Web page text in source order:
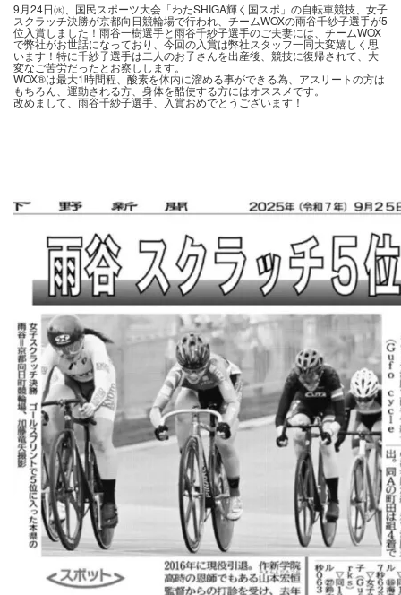
9月24日㈬、国民スポーツ大会「わたSHIGA輝く国スポ」の自転車競技、女子
スクラッチ決勝が京都向日競輪場で行われ、チームWOXの雨谷千紗子選手が5
位入賞しました！雨谷一樹選手と雨谷千紗子選手のご夫妻には、チームWOX
で弊社がお世話になっており、今回の入賞は弊社スタッフ一同大変嬉しく思
います！特に千紗子選手は二人のお子さんを出産後、競技に復帰されて、大
変なご苦労だったとお察しします。
WOX®は最大1時間程、酸素を体内に溜める事ができる為、アスリートの方は
もちろん、運動される方、身体を酷使する方にはオススメです。
改めまして、雨谷千紗子選手、入賞おめでとうございます！